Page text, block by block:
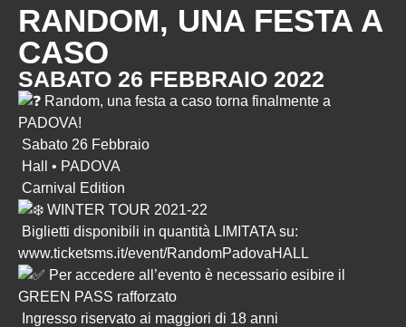
RANDOM, UNA FESTA A
CASO
SABATO 26 FEBBRAIO 2022
Random, una festa a caso torna finalmente a
PADOVA!
Sabato 26 Febbraio
Hall • PADOVA
Carnival Edition
WINTER TOUR 2021-22
Biglietti disponibili in quantità LIMITATA su:
www.ticketsms.it/event/RandomPadovaHALL
Per accedere all’evento è necessario esibire il
GREEN PASS rafforzato
Ingresso riservato ai maggiori di 18 anni